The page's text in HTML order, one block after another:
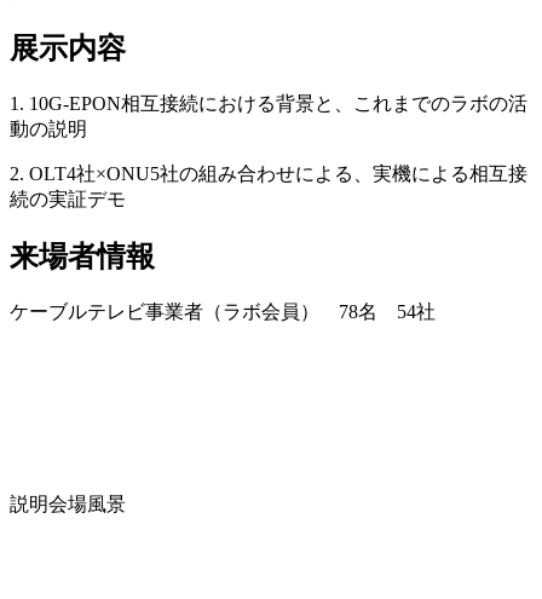
展示内容
1. 10G-EPON相互接続における背景と、これまでのラボの活
動の説明
2. OLT4社×ONU5社の組み合わせによる、実機による相互接
続の実証デモ
来場者情報
ケーブルテレビ事業者（ラボ会員） 78名 54社
説明会場風景